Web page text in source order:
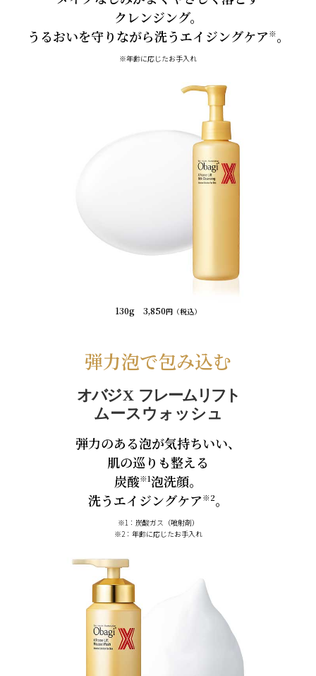
クレンジング。
うるおいを守りながら洗うエイジングケア ※。
※年齢に応じたお手入れ
130g 3,850円（税込）
弾力泡で包み込む
オバジX フレーム リフト
ムースウォッシュ
弾力のある泡が気持ちいい、
肌の巡りも整える
炭酸※1泡洗顔。
洗うエイジングケア ※2。
※1：炭酸ガス（噴射剤）
※2：年齢に応じたお手入れ